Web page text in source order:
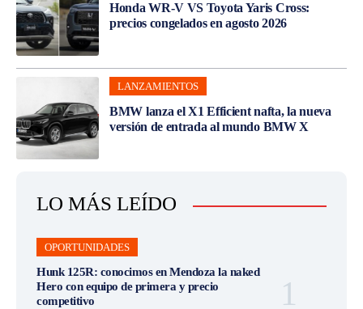
Honda WR-V VS Toyota Yaris Cross:
precios congelados en agosto 2026
LANZAMIENTOS
BMW lanza el X1 Efficient nafta, la nueva
versión de entrada al mundo BMW X
LO MÁS LEÍDO
OPORTUNIDADES
Hunk 125R: conocimos en Mendoza la naked
Hero con equipo de primera y precio
competitivo